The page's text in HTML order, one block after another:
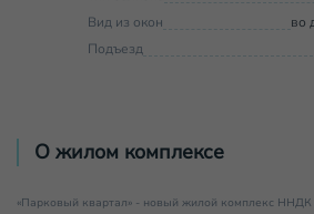
Вид из окон
во
Подъезд
О жилом комплексе
«Парковый квартал» - новый жилой комплекс ННДК